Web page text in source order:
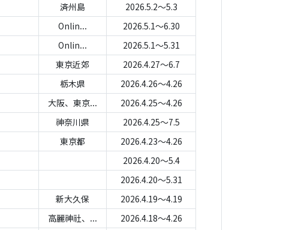
済州島
2026.5.2～5.3
Onlin...
2026.5.1～6.30
Onlin...
2026.5.1～5.31
東京近郊
2026.4.27～6.7
栃木県
2026.4.26～4.26
大阪、東京...
2026.4.25～4.26
神奈川県
2026.4.25～7.5
東京都
2026.4.23～4.26
2026.4.20～5.4
2026.4.20～5.31
新大久保
2026.4.19～4.19
高麗神社、...
2026.4.18～4.26